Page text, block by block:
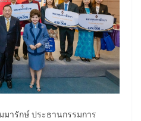
ารักษ์ ประธานกรรมการ